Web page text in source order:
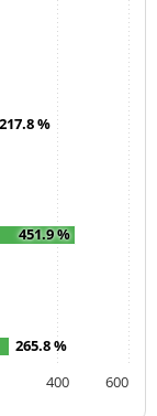
217.8 %
451.9 %
265.8 %
400 600